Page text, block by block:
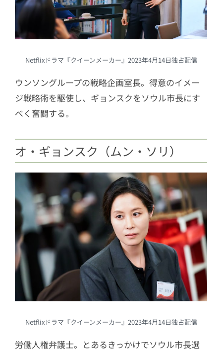
Netflixドラマ『クイーンメーカー』2023年4月14日独占配信
ウンソングループの戦略企画室長。得意のイメー
ジ戦略術を駆使し、ギョンスクをソウル市長にす
べく奮闘する。
オ・ギョンスク（ムン・ソリ）
Netflixドラマ『クイーンメーカー』2023年4月14日独占配信
労働人権弁護士。とあるきっかけでソウル市長選